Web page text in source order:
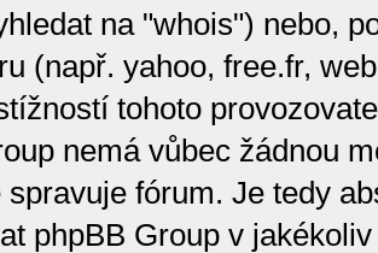
na "whois") nebo,
(např. yahoo, free.fr,
tohoto
nemá vůbec žádnou
spravuje fórum. Je tedy
phpBB Group v